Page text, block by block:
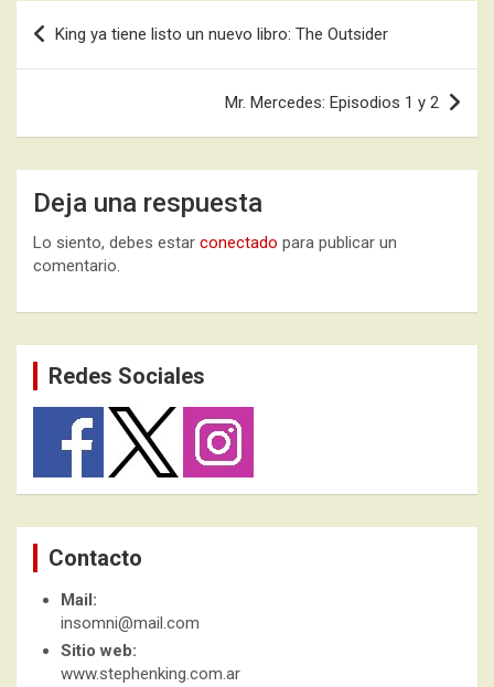
Navegación
de
King ya tiene listo un nuevo libro: The Outsider
Mr. Mercedes: Episodios 1 y 2
Deja una respuesta
Lo siento, debes estar conectado para publicar un
comentario.
Redes Sociales
Contacto
Mail:
insomni@mail.com
Sitio web:
www.stephenking.com.ar